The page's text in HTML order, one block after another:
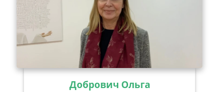
Добрович Ольга